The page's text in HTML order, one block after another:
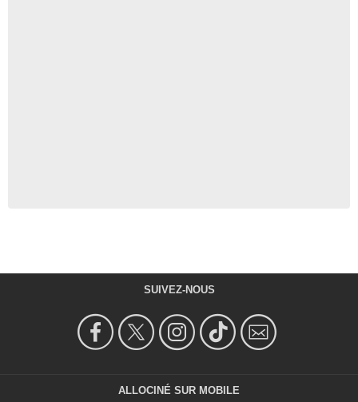
SUIVEZ-NOUS
ALLOCINÉ SUR MOBILE